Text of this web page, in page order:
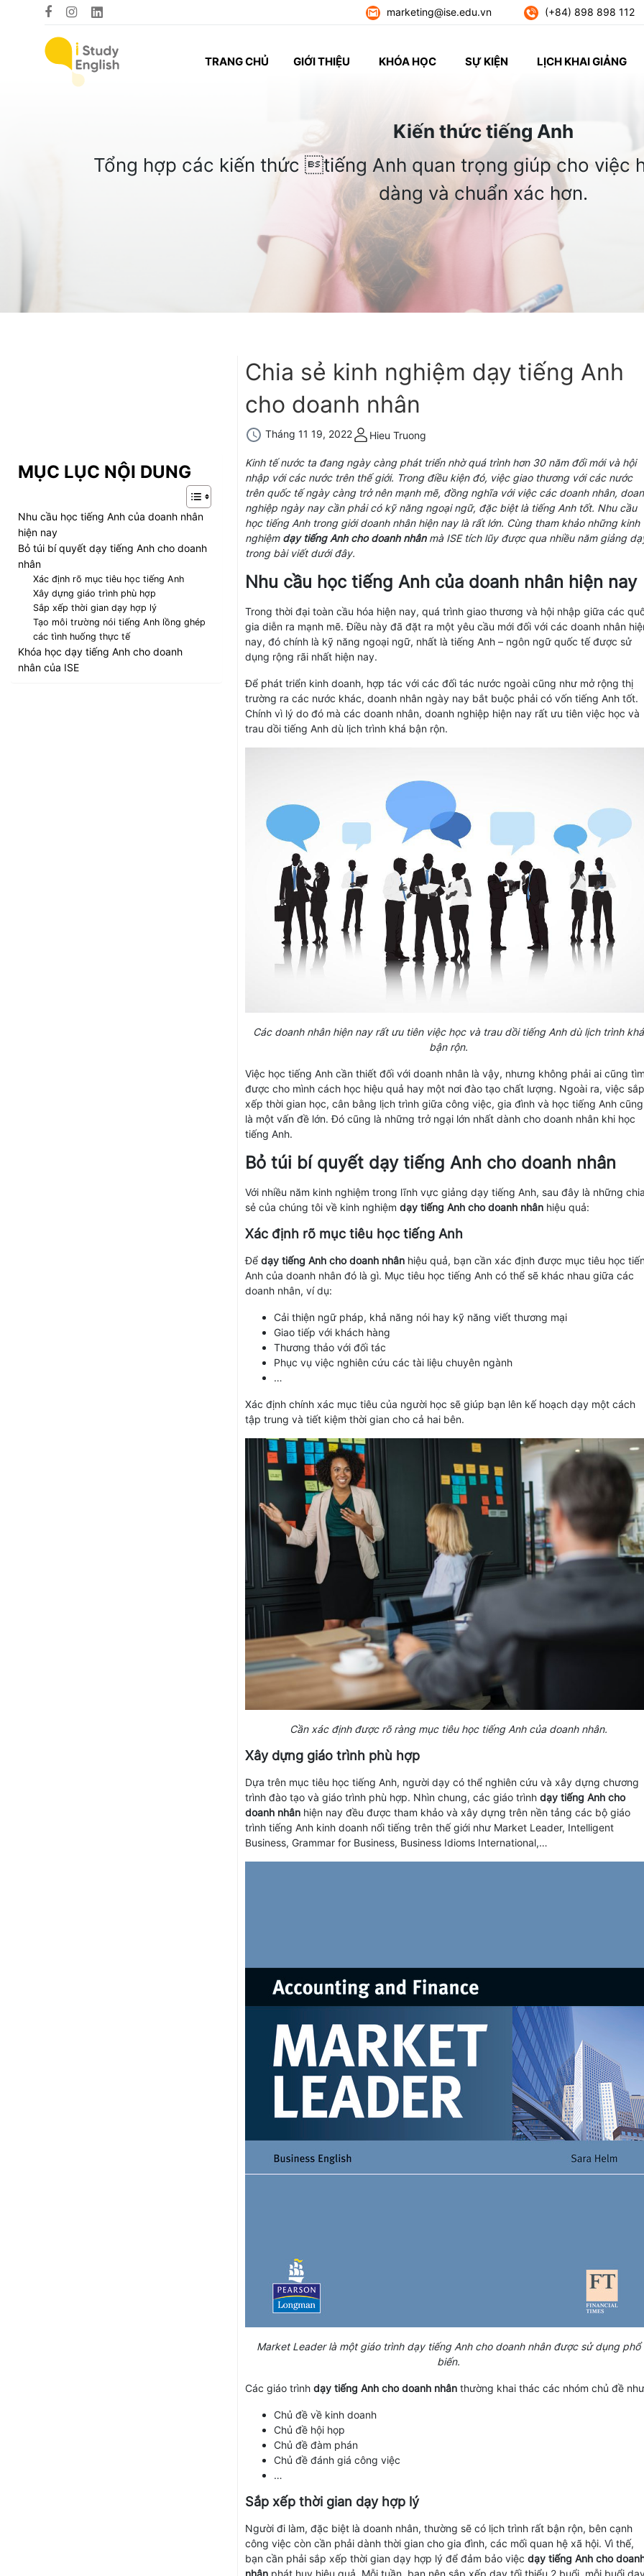
marketing@ise.edu.vn (+84) 898 898 112
TRANG CHỦ GIỚI THIỆU KHÓA HỌC SỰ KIỆN LỊCH KHAI GIẢNG
Kiến thức tiếng Anh
Tổng hợp các kiến thức tiếng Anh quan trọng giúp cho việc
dàng và chuẩn xác hơn.
MỤC LỤC NỘI DUNG
Nhu cầu học tiếng Anh của doanh nhân
hiện nay
Bỏ túi bí quyết dạy tiếng Anh cho doanh
nhân
Xác định rõ mục tiêu học tiếng Anh
Xây dựng giáo trình phù hợp
Sắp xếp thời gian dạy hợp lý
Tạo môi trường nói tiếng Anh lồng ghép
các tình huống thực tế
Khóa học dạy tiếng Anh cho doanh
nhân của ISE
Chia sẻ kinh nghiệm dạy tiếng Anh
cho doanh nhân
Tháng 11 19, 2022 Hieu Truong
Kinh tế nước ta đang ngày càng phát triển nhờ quá trình hơn 30 năm đổi mới và hội
nhập với các nước trên thế giới. Trong điều kiện đó, việc giao thương với các nước
trên quốc tế ngày càng trở nên mạnh mẽ, đồng nghĩa với việc các doanh nhân,
nghiệp ngày nay cần phải có kỹ năng ngoại ngữ, đặc biệt là tiếng Anh tốt. Nhu cầu
học tiếng Anh trong giới doanh nhân hiện nay là rất lớn. Cùng tham khảo những kinh
nghiệm dạy tiếng Anh cho doanh nhânmà ISE tích lũy được qua nhiều năm giảng
trong bài viết dưới đây.
Nhu cầu học tiếng Anh của doanh nhân hiện nay
Trong thời đại toàn cầu hóa hiện nay, quá trình giao thương và hội nhập giữa các
gia diễn ra mạnh mẽ. Điều này đã đặt ra một yêu cầu mới đối với các doanh nhân
nay, đó chính là kỹ năng ngoại ngữ, nhất là tiếng Anh – ngôn ngữ quốc tế được sử
dụng rộng rãi nhất hiện nay.
Để phát triển kinh doanh, hợp tác với các đối tác nước ngoài cũng như mở rộng thị
trường ra các nước khác, doanh nhân ngày nay bắt buộc phải có vốn tiếng Anh tốt.
Chính vì lý do đó mà các doanh nhân, doanh nghiệp hiện nay rất ưu tiên việc học và
trau dồi tiếng Anh dù lịch trình khá bận rộn.
Các doanh nhân hiện nay rất ưu tiên việc học và trau dồi tiếng Anh dù lịch trình khá
bận rộn.
Việc học tiếng Anh cần thiết đối với doanh nhân là vậy, nhưng không phải ai cũng tìm
được cho mình cách học hiệu quả hay một nơi đào tạo chất lượng. Ngoài ra, việc sắp
xếp thời gian học, cân bằng lịch trình giữa công việc, gia đình và học tiếng Anh cũng
là một vấn đề lớn. Đó cũng là những trở ngại lớn nhất dành cho doanh nhân khi học
tiếng Anh.
Bỏ túi bí quyết dạy tiếng Anh cho doanh nhân
Với nhiều năm kinh nghiệm trong lĩnh vực giảng dạy tiếng Anh, sau đây là những chia
sẻ của chúng tôi về kinh nghiệm dạy tiếng Anh cho doanh nhânhiệu quả:
Xác định rõ mục tiêu học tiếng Anh
Để dạy tiếng Anh cho doanh nhânhiệu quả, bạn cần xác định được mục tiêu học
Anh của doanh nhân đó là gì. Mục tiêu học tiếng Anh có thể sẽ khác nhau giữa các
doanh nhân, ví dụ:
Cải thiện ngữ pháp, khả năng nói hay kỹ năng viết thương mại
Giao tiếp với khách hàng
Thương thảo với đối tác
Phục vụ việc nghiên cứu các tài liệu chuyên ngành
…
Xác định chính xác mục tiêu của người học sẽ giúp bạn lên kế hoạch dạy một cách
tập trung và tiết kiệm thời gian cho cả hai bên.
Cần xác định được rõ ràng mục tiêu học tiếng Anh của doanh nhân.
Xây dựng giáo trình phù hợp
Dựa trên mục tiêu học tiếng Anh, người dạy có thể nghiên cứu và xây dựng chương
trình đào tạo và giáo trình phù hợp. Nhìn chung, các giáo trình dạy tiếng Anh cho
doanh nhânhiện nay đều được tham khảo và xây dựng trên nền tảng các bộ giáo
trình tiếng Anh kinh doanh nổi tiếng trên thế giới như Market Leader, Intelligent
Business, Grammar for Business, Business Idioms International,…
Market Leader là một giáo trình dạy tiếng Anh cho doanh nhân được sử dụng phổ
biến.
Các giáo trình dạy tiếng Anh cho doanh nhânthường khai thác các nhóm chủ đề
Chủ đề về kinh doanh
Chủ đề hội họp
Chủ đề đàm phán
Chủ đề đánh giá công việc
…
Sắp xếp thời gian dạy hợp lý
Người đi làm, đặc biệt là doanh nhân, thường sẽ có lịch trình rất bận rộn, bên cạnh
công việc còn cần phải dành thời gian cho gia đình, các mối quan hệ xã hội. Vì thế,
bạn cần phải sắp xếp thời gian dạy hợp lý để đảm bảo việc dạy tiếng Anh cho